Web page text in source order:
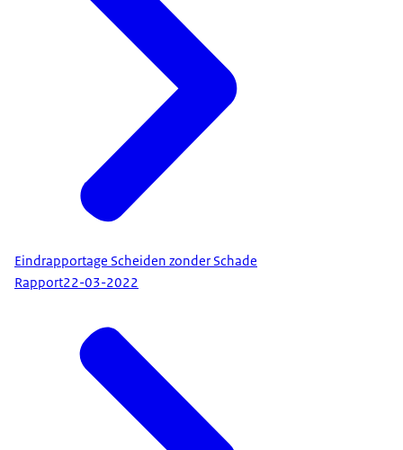
Eindrapportage Scheiden zonder Schade
Rapport22-03-2022